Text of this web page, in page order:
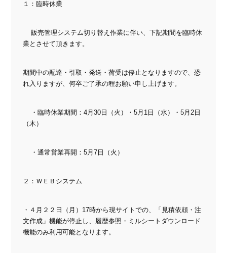
１：臨時休業
販売管理システム切り替え作業に伴い、下記期間を臨時休
業とさせて頂きます。
期間中の配達・引取・発送・荷受は停止となりますので、恐
れ入りますが、何卒ご了承の程お願い申し上げます。
・臨時休業期間：4月30日（火）・5月1日（水）・5月2日
（木）
・通常営業再開：5月7日（火）
２：ＷＥＢシステム
・４月２２日（月）17時から現サイトでの、「見積依頼・注
文作成」機能が停止し、履歴参照・ミルシートダウンロード
機能のみ利用可能となります。